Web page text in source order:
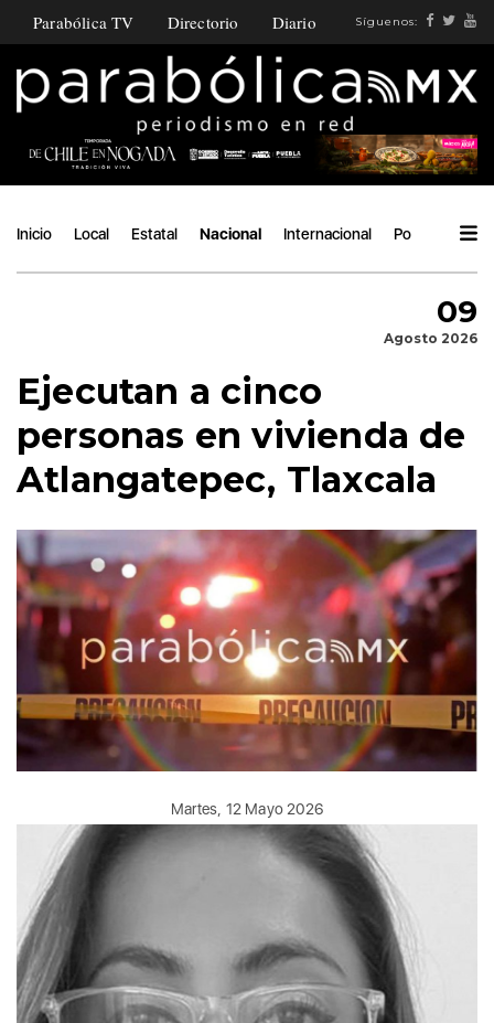
Parabólica TV Directorio Diario Síguenos:
Inicio Local Estatal Nacional Internacional Política
09
Agosto 2026
Ejecutan a cinco
personas en vivienda de
Atlangatepec, Tlaxcala
Martes, 12 Mayo 2026